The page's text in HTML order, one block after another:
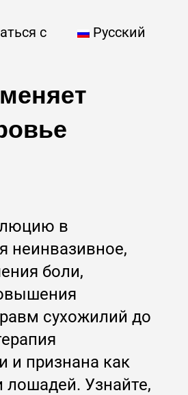
с Русский
в
неинвазивное,
боли,
сухожилий до
и признана как
лошадей. Узнайте,